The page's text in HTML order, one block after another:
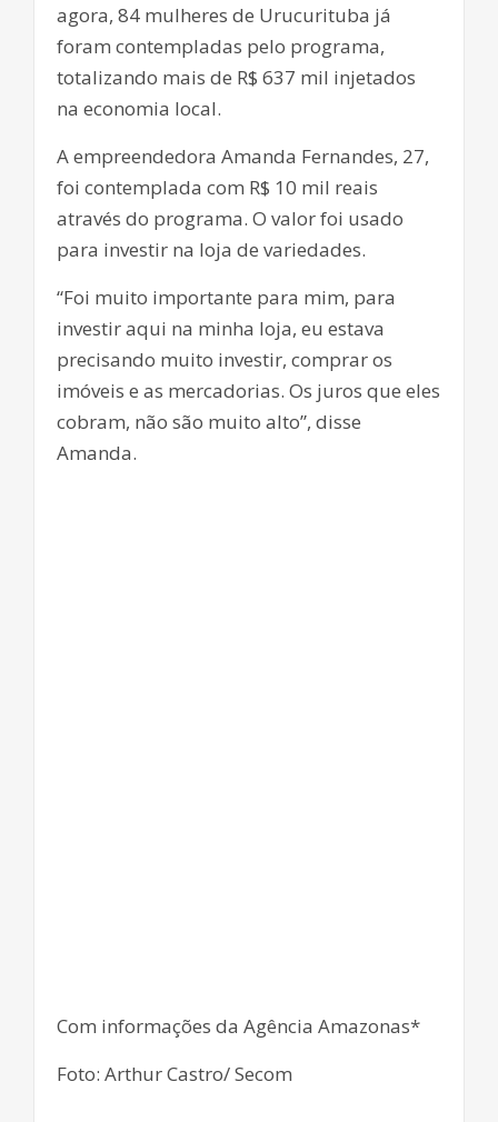
agora, 84 mulheres de Urucurituba já
foram contempladas pelo programa,
totalizando mais de R$ 637 mil injetados
na economia local.
A empreendedora Amanda Fernandes, 27,
foi contemplada com R$ 10 mil reais
através do programa. O valor foi usado
para investir na loja de variedades.
“Foi muito importante para mim, para
investir aqui na minha loja, eu estava
precisando muito investir, comprar os
imóveis e as mercadorias. Os juros que eles
cobram, não são muito alto”, disse
Amanda.
Com informações da Agência Amazonas*
Foto: Arthur Castro/ Secom